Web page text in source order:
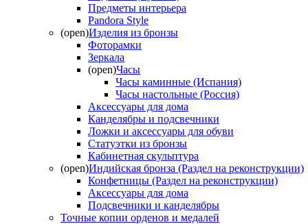
Предметы интерьера
Pandora Style
(open)Изделия из бронзы
Фоторамки
Зеркала
(open)Часы
Часы каминные (Испания)
Часы настольные (Россия)
Аксессуары для дома
Канделябры и подсвечники
Ложки и аксессуары для обуви
Статуэтки из бронзы
Кабинетная скульптура
(open)Индийская бронза (Раздел на реконструкции)
Конфетницы (Раздел на реконструкции)
Аксессуары для дома
Подсвечники и канделябры
Точные копии орденов и медалей